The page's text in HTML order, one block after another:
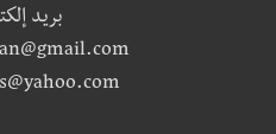
بريد